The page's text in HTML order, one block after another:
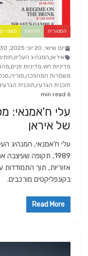
הסטוריה חדשות
יום שישי, 20 יוני 2025, 15:30
איראן,המנהיג העליון,
מדיניות חוץ,מדיניות פנים,
משמרות המהפכה,סוריה,
תוכנית הגרעין,תוכנית
6 min read
עלי ח’אמנאי:
של איראן
עלי ח’אמנאי, המנהיג
1989, תקופה
אזוריות, תוך התמודדות
בקונפליקטים מורכבים.
Read More